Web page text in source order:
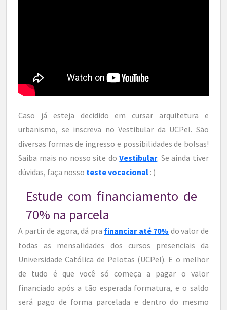
Caso já esteja decidido em cursar arquitetura e
urbanismo, se inscreva no Vestibular da UCPel. São
diversas formas de ingresso e possibilidades de bolsas!
Saiba mais no nosso site doVestibular. Se ainda tiver
dúvidas, faça nosso teste vocacional : )
Estude com financiamento de
70% na parcela
A partir de agora, dá pra financiar até 70% do valor de
todas as mensalidades dos cursos presenciais da
Universidade Católica de Pelotas (UCPel). E o melhor
de tudo é que você só começa a pagar o valor
financiado após a tão esperada formatura, e o saldo
será pago de forma parcelada e dentro do mesmo